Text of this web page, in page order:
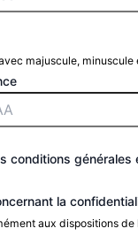
majuscule, minuscule
conditions générales
la
aux dispositions de